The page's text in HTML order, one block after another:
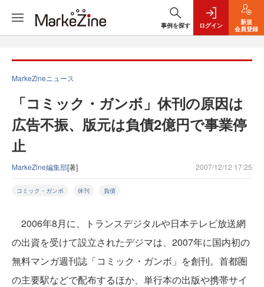
事例を探す ログイン
新規
会員登録
MarkeZineニュース
「コミック・ガンボ」休刊の原因は
広告不振、版元は負債2億円で事業停
止
MarkeZine編集部[著] 2007/12/12 17:25
コミック・ガンボ 休刊 負債
2006年8月に、トランスデジタルや日本テレビ放送網
の出資を受けて設立されたデジマは、2007年に国内初の
無料マンガ週刊誌「コミック・ガンボ」を創刊。首都圏
の主要駅などで配布するほか、単行本の出版や携帯サイ